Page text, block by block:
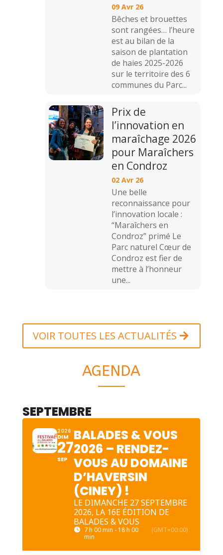
09 Avr 26
Bêches et brouettes
sont rangées… l’heure
est au bilan de la
saison de plantation
de haies 2025-2026
sur le territoire des 6
communes du Parc...
Prix de
l’innovation en
maraîchage 2026
pour Maraîchers
en Condroz
02 Avr 26
Une belle
reconnaissance pour
l’innovation locale :
“Maraîchers en
Condroz” primé Le
Parc naturel Cœur de
Condroz est fier de
mettre à l’honneur
une...
VOIR TOUTES LES ACTUALITÉS
AGENDA
SEPTEMBRE
2026
DIM
27
SEP
BALADES & VOUS
2026 – RENDEZ-
VOUS AU DOMAINE
D’HAVERSIN
(CINEY) !
LE DIMANCHE 27 SEPTEMBRE
2026, LA 16E ÉDITION DE
BALADES & VOUS
7 h 00 min - 18 h 00
min
(GMT+00:00)